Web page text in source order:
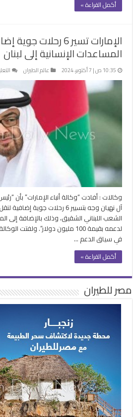
أكمل القراءة »
الإمارات تسير 6 رحلات
المساعدات الإنسانية إلى لبنان
10:35 ص | 7 أكتوبر، 2024 عالم الطيران
وكالات : أفادت “وكالة أنباء الإمارات” بأن
آل نهيان وجه بتسيير 6 رحلات جوية
الشعب اللبناني الشقيق، وذلك بالإضافة إلى
لدعمه بقيمة 100 مليون دولار”.
في سياق الدعم …
أكمل القراءة »
مصر للطيران